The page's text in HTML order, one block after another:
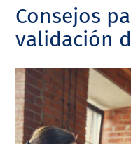
content
sidebarConsejos
validación